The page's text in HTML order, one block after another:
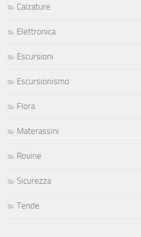
Calzature
Elettronica
Escursioni
Escursionismo
Flora
Materassini
Rovine
Sicurezza
Tende